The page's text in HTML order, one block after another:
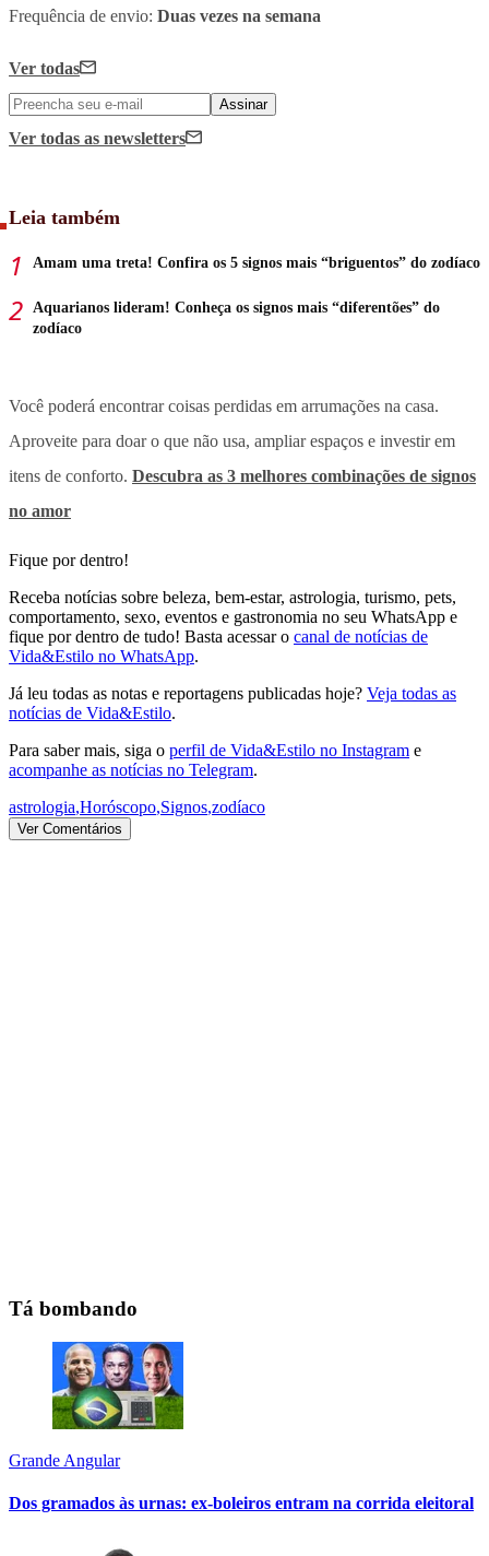
Frequência de envio: Duas vezes na semana
Ver todas
Assinar
Ver todas as newsletters
Leia também
Amam uma treta! Confira os 5 signos mais “briguentos” do zodíaco
Aquarianos lideram! Conheça os signos mais “diferentões” do
zodíaco
Você poderá encontrar coisas perdidas em arrumações na casa.
Aproveite para doar o que não usa, ampliar espaços e investir em
itens de conforto. Descubra as 3 melhores combinações de signos
no amor
Fique por dentro!
Receba notícias sobre beleza, bem-estar, astrologia, turismo, pets,
comportamento, sexo, eventos e gastronomia no seu WhatsApp e
fique por dentro de tudo! Basta acessar o canal de notícias de
Vida&Estilo no WhatsApp.
Já leu todas as notas e reportagens publicadas hoje? Veja todas as
notícias de Vida&Estilo.
Para saber mais, siga o perfil de Vida&Estilo no Instagram e
acompanhe as notícias no Telegram.
astrologia,Horóscopo,Signos,zodíaco
Ver Comentários
Tá bombando
Grande Angular
Dos gramados às urnas: ex-boleiros entram na corrida eleitoral